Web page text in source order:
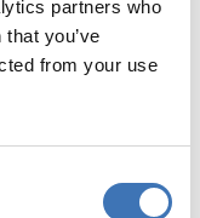
partners who
you’ve
from your use